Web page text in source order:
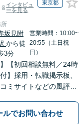
を持って対応しま
レント）に関する
相談◎】
最良の形で解決出
来るように全力を
尽くします。お気
軽にご相談くださ
い【Zoom相談可】
【全国対応可】
【新清水駅5分】
インタビュ
ーを見る
東京都
坂見附
から徒
3分
営業時間：10:00~
20:55（土日祝
日）
】【初回相談無料／24時
】採用・転職掲示板、
ミサイトなどの風評被
ず相談可。可能な限り
けつけサポート【労
ルでお問い合わせ